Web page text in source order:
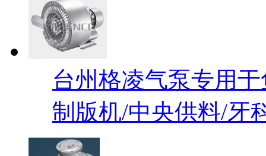
台州格凌气泵专用
制版机/中央供料/牙